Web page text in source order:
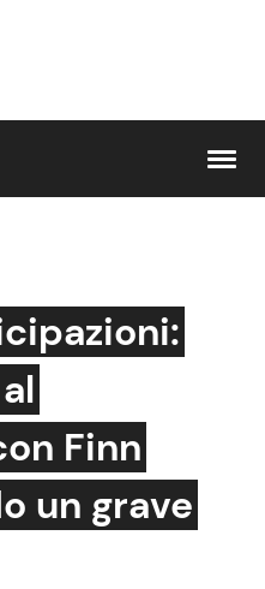
Gossip e TV
Bellezze VIP
Finn
un grave